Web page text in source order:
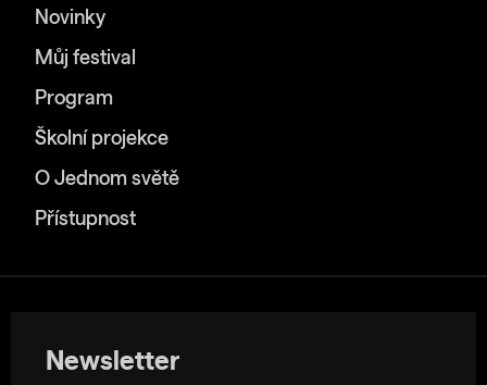
Novinky
Můj festival
Program
Školní projekce
O Jednom světě
Přístupnost
Newsletter